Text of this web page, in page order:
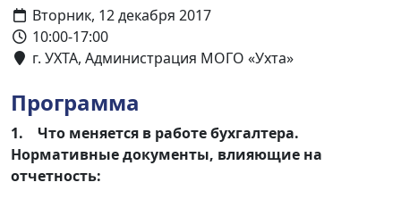
Вторник, 12 декабря 2017
10:00-17:00
г. УХТА, Администрация МОГО «Ухта»
Программа
1. Что меняется в работе бухгалтера.
Нормативные документы, влияющие на
отчетность: